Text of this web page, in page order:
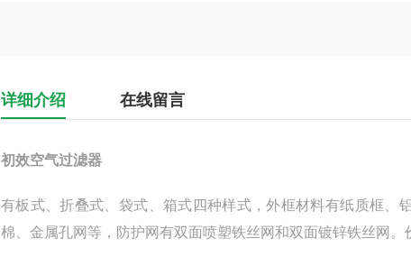
详细介绍 在线留言
初效空气过滤器
有板式、折叠式、袋式、箱式四种样式，外框材料有纸质框、
棉、金属孔网等，防护网有双面喷塑铁丝网和双面镀锌铁丝网。